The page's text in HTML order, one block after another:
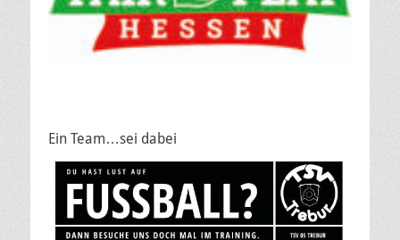
Ein Team…sei dabei